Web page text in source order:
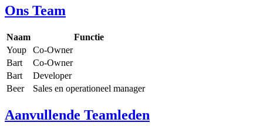
Ons Team
Naam
Functie
Youp
Co-Owner
Bart
Co-Owner
Bart
Developer
Beer
Sales en operationeel manager
Aanvullende Teamleden